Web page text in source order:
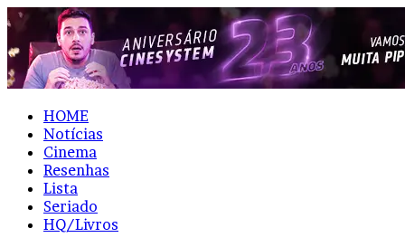
HOME
Notícias
Cinema
Resenhas
Lista
Seriado
HQ/Livros